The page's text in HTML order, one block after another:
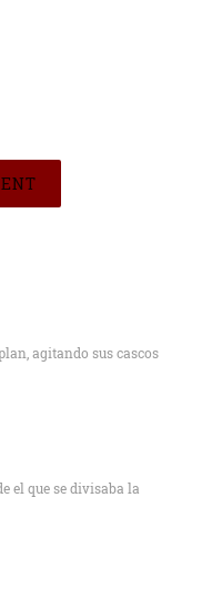
agitando sus cascos
el que se divisaba la